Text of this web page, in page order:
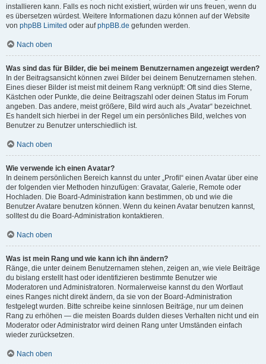
installieren kann. Falls es noch nicht existiert, würden wir uns freuen, wenn du
es übersetzen würdest. Weitere Informationen dazu können auf der Website
von phpBB Limited oder aufphpBB.de gefunden werden.
Nach oben
Was sind das für Bilder, die bei meinem Benutzernamen angezeigt werden?
In der Beitragsansicht können zwei Bilder bei deinem Benutzernamen stehen.
Eines dieser Bilder ist meist mit deinem Rang verknüpft: Oft sind dies Sterne,
Kästchen oder Punkte, die deine Beitragszahl oder deinen Status im Forum
angeben. Das andere, meist größere, Bild wird auch als „Avatar“ bezeichnet.
Es handelt sich hierbei in der Regel um ein persönliches Bild, welches von
Benutzer zu Benutzer unterschiedlich ist.
Nach oben
Wie verwende ich einen Avatar?
In deinem persönlichen Bereich kannst du unter „Profil“ einen Avatar über eine
der folgenden vier Methoden hinzufügen: Gravatar, Galerie, Remote oder
Hochladen. Die Board-Administration kann bestimmen, ob und wie die
Benutzer Avatare benutzen können. Wenn du keinen Avatar benutzen kannst,
solltest du die Board-Administration kontaktieren.
Nach oben
Was ist mein Rang und wie kann ich ihn ändern?
Ränge, die unter deinem Benutzernamen stehen, zeigen an, wie viele Beiträge
du bislang erstellt hast oder identifizieren bestimmte Benutzer wie
Moderatoren und Administratoren. Normalerweise kannst du den Wortlaut
eines Ranges nicht direkt ändern, da sie von der Board-Administration
festgelegt wurden. Bitte schreibe keine sinnlosen Beiträge, nur um deinen
Rang zu erhöhen — die meisten Boards dulden dieses Verhalten nicht und ein
Moderator oder Administrator wird deinen Rang unter Umständen einfach
wieder zurücksetzen.
Nach oben